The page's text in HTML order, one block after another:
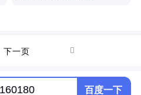
下一页 
百度一下